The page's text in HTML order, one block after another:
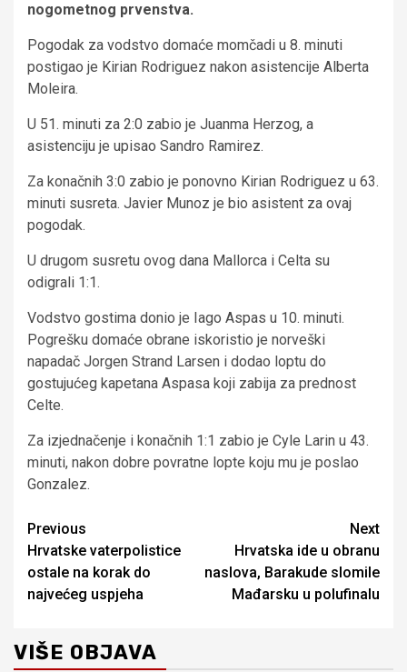
nogometnog prvenstva.
Pogodak za vodstvo domaće momčadi u 8. minuti
postigao je Kirian Rodriguez nakon asistencije Alberta
Moleira.
U 51. minuti za 2:0 zabio je Juanma Herzog, a
asistenciju je upisao Sandro Ramirez.
Za konačnih 3:0 zabio je ponovno Kirian Rodriguez u 63.
minuti susreta. Javier Munoz je bio asistent za ovaj
pogodak.
U drugom susretu ovog dana Mallorca i Celta su
odigrali 1:1.
Vodstvo gostima donio je Iago Aspas u 10. minuti.
Pogrešku domaće obrane iskoristio je norveški
napadač Jorgen Strand Larsen i dodao loptu do
gostujućeg kapetana Aspasa koji zabija za prednost
Celte.
Za izjednačenje i konačnih 1:1 zabio je Cyle Larin u 43.
minuti, nakon dobre povratne lopte koju mu je poslao
Gonzalez.
Continue
Reading
Previous
Hrvatske vaterpolistice
ostale na korak do
najvećeg uspjeha
Next
Hrvatska ide u obranu
naslova, Barakude slomile
Mađarsku u polufinalu
VIŠE OBJAVA